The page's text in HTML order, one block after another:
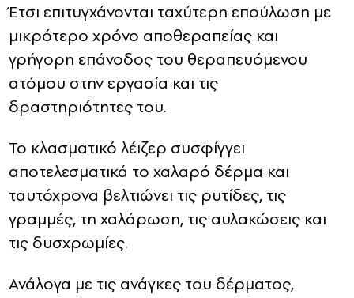
Έτσι επιτυγχάνονται ταχύτερη επούλωση με
μικρότερο χρόνο αποθεραπείας και
γρήγορη επάνοδος του θεραπευόμενου
ατόμου στην εργασία και τις
δραστηριότητες του.
Το κλασματικό λέιζερ συσφίγγει
αποτελεσματικά το χαλαρό δέρμα και
ταυτόχρονα βελτιώνει τις ρυτίδες, τις
γραμμές, τη χαλάρωση, τις αυλακώσεις και
τις δυσχρωμίες.
Ανάλογα με τις ανάγκες του δέρματος,